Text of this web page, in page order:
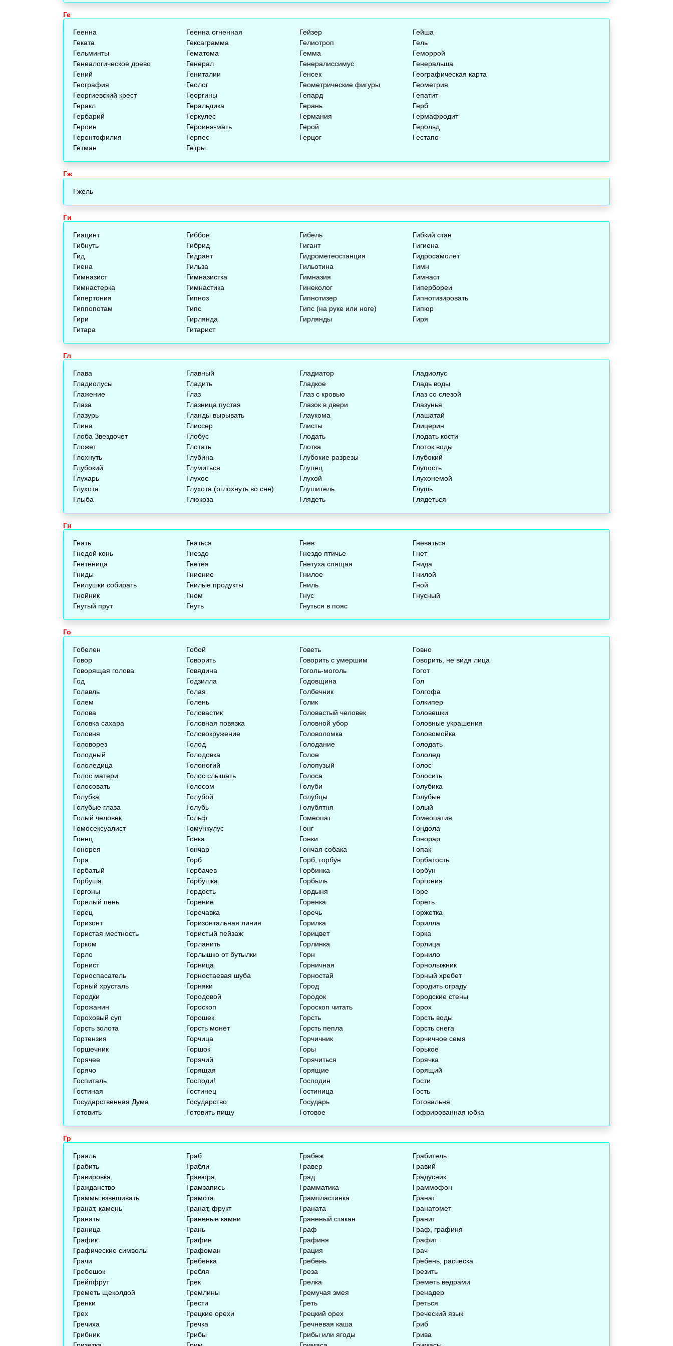
Ге
Геенна Геенна огненная Гейзер
Гейша
Геката
Гексаграмма Гелиотроп
Гель
Гельминты
Гематома Гемма
Геморрой
Генеалогическое древо
Генерал Генералиссимус
Генеральша
Гений
Гениталии Генсек
Географическая карта
География
Геолог Геометрические фигуры
Геометрия
Георгиевский крест
Георгины Гепард
Гепатит
Геракл
Геральдика Герань
Герб
Гербарий
Геркулес Германия
Гермафродит
Героин
Героиня-мать Герой
Герольд
Геронтофилия
Герпес Герцог
Гестапо
Гетман
Гетры
Гж
Гжель
Ги
Гиацинт Гиббон Гибель
Гибкий стан
Гибнуть
Гибрид Гигант
Гигиена
Гид
Гидрант Гидрометеостанция
Гидросамолет
Гиена
Гильза Гильотина
Гимн
Гимназист
Гимназистка Гимназия
Гимнаст
Гимнастерка
Гимнастика Гинеколог
Гипербореи
Гипертония
Гипноз Гипнотизер
Гипнотизировать
Гиппопотам
Гипс Гипс (на руке или ноге)
Гипюр
Гири
Гирлянда Гирлянды
Гиря
Гитара
Гитарист
Гл
Глава Главный Гладиатор
Гладиолус
Гладиолусы
Гладить Гладкое
Гладь воды
Глажение
Глаз Глаз с кровью
Глаз со слезой
Глаза
Глазница пустая Глазок в двери
Глазунья
Глазурь
Гланды вырывать Глаукома
Глашатай
Глина
Глиссер Глисты
Глицерин
Глоба Звездочет
Глобус Глодать
Глодать кости
Гложет
Глотать Глотка
Глоток воды
Глохнуть
Глубина Глубокие разрезы
Глубокий
Глубокий
Глумиться Глупец
Глупость
Глухарь
Глухое Глухой
Глухонемой
Глухота
Глухота (оглохнуть во сне) Глушитель
Глушь
Глыба
Глюкоза Глядеть Глядеться
Гн
Гнать Гнаться Гнев
Гневаться
Гнедой конь
Гнездо Гнездо птичье
Гнет
Гнетеница
Гнетея Гнетуха спящая
Гнида
Гниды
Гниение Гнилое
Гнилой
Гнилушки собирать
Гнилые продукты Гниль
Гной
Гнойник
Гном Гнус
Гнусный
Гнутый прут
Гнуть Гнуться в пояс
Го
Гобелен Гобой Говеть
Говно
Говор
Говорить Говорить с умершим
Говорить, не видя лица
Говорящая голова
Говядина Гоголь-моголь
Гогот
Год
Годзилла Годовщина
Гол
Голавль
Голая Голбечник
Голгофа
Голем
Голень Голик
Голкипер
Голова
Головастик Головастый человек
Головешки
Головка сахара
Головная повязка Головной убор
Головные украшения
Головня
Головокружение Головоломка
Головомойка
Головорез
Голод Голодание
Голодать
Голодный
Голодовка Голое
Гололед
Гололедица
Голоногий Голопузый
Голос
Голос матери
Голос слышать Голоса
Голосить
Голосовать
Голосом Голуби
Голубика
Голубка
Голубой Голубцы
Голубые
Голубые глаза
Голубь Голубятня
Голый
Голый человек
Гольф Гомеопат
Гомеопатия
Гомосексуалист
Гомункулус Гонг
Гондола
Гонец
Гонка Гонки
Гонорар
Гонорея
Гончар Гончая собака
Гопак
Гора
Горб Горб, горбун
Горбатость
Горбатый
Горбачев Горбинка
Горбун
Горбуша
Горбушка Горбыль
Горгония
Горгоны
Гордость Гордыня
Горе
Горелый пень
Горение Горенка
Гореть
Горец
Горечавка Горечь
Горжетка
Горизонт
Горизонтальная линия Горилка
Горилла
Гористая местность
Гористый пейзаж Горицвет
Горка
Горком
Горланить Горлинка
Горлица
Горло
Горлышко от бутылки Горн
Горнило
Горнист
Горница Горничная
Горнолыжник
Горноспасатель
Горностаевая шуба Горностай
Горный хребет
Горный хрусталь
Горняки Город
Городить ограду
Городки
Городовой Городок
Городские стены
Горожанин
Гороскоп Гороскоп читать
Горох
Гороховый суп
Горошек Горсть
Горсть воды
Горсть золота
Горсть монет Горсть пепла
Горсть снега
Гортензия
Горчица Горчичник
Горчичное семя
Горшечник
Горшок Горы
Горькое
Горячее
Горячий Горячиться
Горячка
Горячо
Горящая Горящие
Горящий
Госпиталь
Господи! Господин
Гости
Гостиная
Гостинец Гостиница
Гость
Государственная Дума
Государство Государь
Готовальня
Готовить
Готовить пищу Готовое Гофрированная юбка
Гр
Грааль Граб Грабеж
Грабитель
Грабить
Грабли Гравер
Гравий
Гравировка
Гравюра Град
Градусник
Гражданство
Грамзапись Грамматика
Граммофон
Граммы взвешивать
Грамота Грампластинка
Гранат
Гранат, камень
Гранат, фрукт Граната
Гранатомет
Гранаты
Граненые камни Граненый стакан
Гранит
Граница
Грань Граф
Граф, графиня
График
Графин Графиня
Графит
Графические символы
Графоман Грация
Грач
Грачи
Гребенка Гребень
Гребень, расческа
Гребешок
Гребля Греза
Грезить
Грейпфрут
Грек Грелка
Греметь ведрами
Греметь щеколдой
Гремлины Гремучая змея
Гренадер
Гренки
Грести Греть
Греться
Грех
Грецкие орехи Грецкий орех
Греческий язык
Гречиха
Гречка Гречневая каша
Гриб
Грибник
Грибы Грибы или ягоды
Грива